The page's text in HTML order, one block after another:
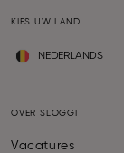
KIES UW LAND
NEDERLANDS
OVER SLOGGI
Vacatures